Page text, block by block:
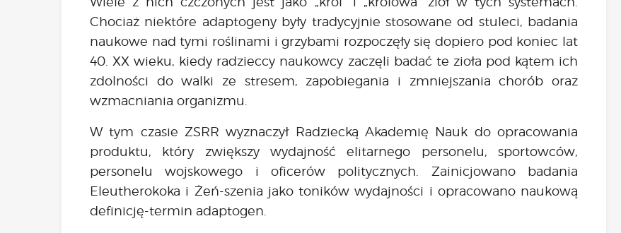
Chociaż niektóre adaptogeny były tradycyjnie stosowane od stuleci, badania
naukowe nad tymi roślinami i grzybami rozpoczęły się dopiero pod koniec lat
40. XX wieku, kiedy radzieccy naukowcy zaczęli badać te zioła pod kątem ich
zdolności do walki ze stresem, zapobiegania i zmniejszania chorób oraz
wzmacniania organizmu.
W tym czasie ZSRR wyznaczył Radziecką Akademię Nauk do opracowania
produktu, który zwiększy wydajność elitarnego personelu, sportowców,
personelu wojskowego i oficerów politycznych. Zainicjowano badania
Eleutherokoka i Żeń-szenia jako toników wydajności i opracowano naukową
definicję-termin adaptogen.